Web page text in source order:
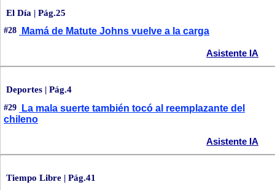
El Día | Pág.25
#28 Mamá de Matute Johns vuelve a la carga
Asistente IA
Deportes | Pág.4
#29
La mala suerte también tocó al reemplazante del
chileno
Asistente IA
Tiempo Libre | Pág.41